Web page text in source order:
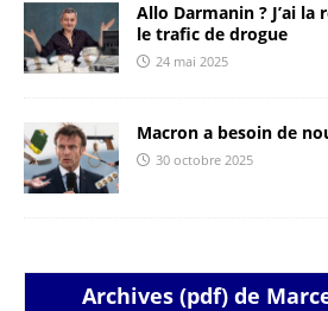
Allo Darmanin ? J’ai
le trafic de drogue
24 mai 2025
Macron a besoin de
30 octobre 2025
Archives (pdf) de